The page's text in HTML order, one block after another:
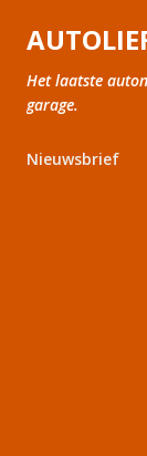
Het laatste
garage.
Nieuwsbrief